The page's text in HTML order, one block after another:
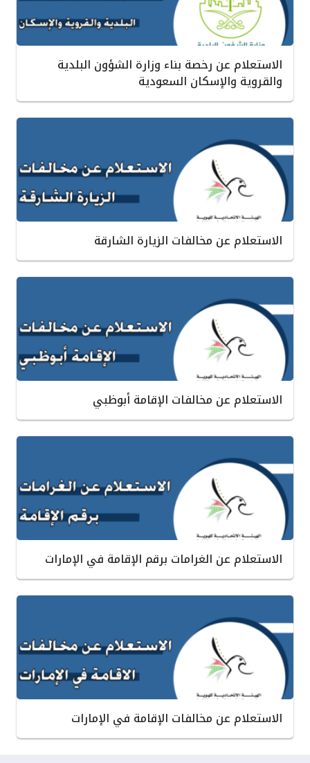
الاستعلام عن رخصة بناء وزارة الشؤون البلدية
والقروية والإسكان السعودية
الاستعلام عن مخالفات الزيارة الشارقة
الاستعلام عن مخالفات الإقامة أبوظبي
الاستعلام عن الغرامات برقم الإقامة في الإمارات
الاستعلام عن مخالفات الإقامة في الإمارات